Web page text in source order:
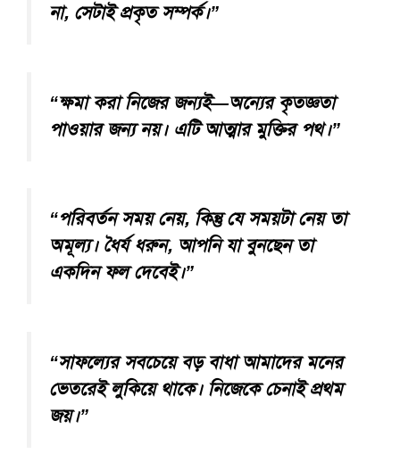
না, সেটাই প্রকৃত সম্পর্ক।”
“ক্ষমা করা নিজের জন্যই—অন্যের কৃতজ্ঞতা
পাওয়ার জন্য নয়। এটি আত্মার মুক্তির পথ।”
“পরিবর্তন সময় নেয়, কিন্তু যে সময়টা নেয় তা
অমূল্য। ধৈর্য ধরুন, আপনি যা বুনছেন তা
একদিন ফল দেবেই।”
“সাফল্যের সবচেয়ে বড় বাধা আমাদের মনের
ভেতরেই লুকিয়ে থাকে। নিজেকে চেনাই প্রথম
জয়।”